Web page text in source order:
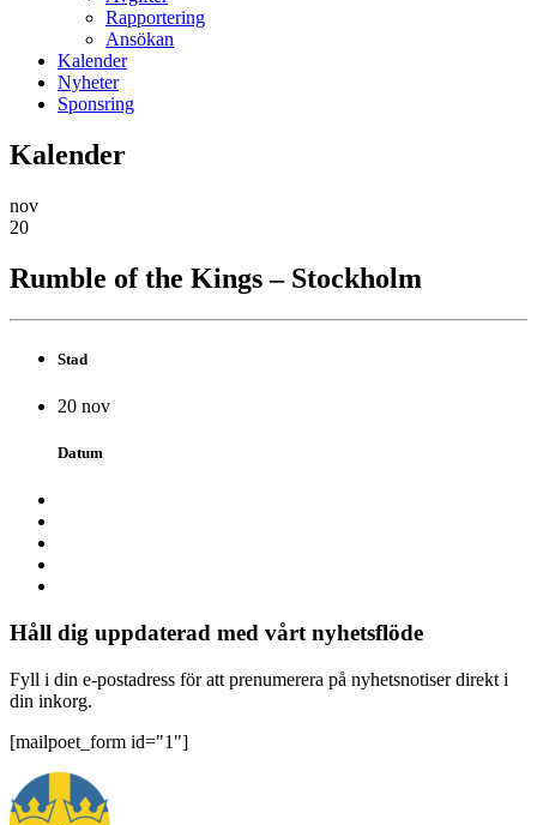
Rapportering
Ansökan
Kalender
Nyheter
Sponsring
Kalender
nov
20
Rumble of the Kings – Stockholm
Stad
20 nov
Datum
Håll dig uppdaterad med vårt nyhetsflöde
Fyll i din e-postadress för att prenumerera på nyhetsnotiser direkt i
din inkorg.
[mailpoet_form id="1"]